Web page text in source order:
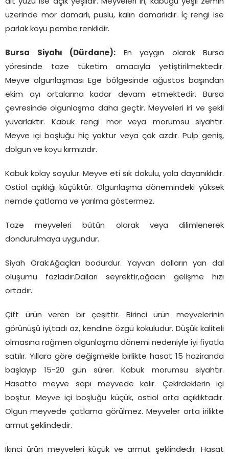
alt yüzü ise açık yeşildir. Meyveleri iri, kabuğu yeşil zemin
üzerinde mor damarlı, puslu, kalın damarlıdır. İç rengi ise
parlak koyu pembe renklidir.
Bursa Siyahı (Dürdane): En yaygın olarak Bursa
yöresinde taze tüketim amacıyla yetiştirilmektedir.
Meyve olgunlaşması Ege bölgesinde ağustos başından
ekim ayı ortalarına kadar devam etmektedir. Bursa
çevresinde olgunlaşma daha geçtir. Meyveleri iri ve şekli
yuvarlaktır. Kabuk rengi mor veya morumsu siyahtır.
Meyve içi boşluğu hiç yoktur veya çok azdır. Pulp geniş,
dolgun ve koyu kırmızıdır.
Kabuk kolay soyulur. Meyve eti sık dokulu, yola dayanıklıdır.
Ostiol açıklığı küçüktür. Olgunlaşma dönemindeki yüksek
nemde çatlama ve yarılma göstermez.
Taze meyveleri bütün olarak veya dilimlenerek
dondurulmaya uygundur.
Siyah Orak:Ağaçları bodurdur. Yayvan dalların yan dal
oluşumu fazladır.Dalları seyrektir,ağacın gelişme hızı
ortadır.
Çift ürün veren bir çeşittir. Birinci ürün meyvelerinin
görünüşü iyi,tadı az, kendine özgü kokuludur. Düşük kaliteli
olmasına rağmen olgunlaşma dönemi nedeniyle iyi fiyatla
satılır. Yıllara göre değişmekle birlikte hasat 15 haziranda
başlayıp 15-20 gün sürer. Kabuk morumsu siyahtır.
Hasatta meyve sapı meyvede kalır. Çekirdeklerin içi
boştur. Meyve içi boşluğu küçük, ostiol orta açıklıktadır.
Olgun meyvede çatlama görülmez. Meyveler orta irilikte
armut şeklindedir.
İkinci ürün meyveleri küçük ve armut şeklindedir. Hasat